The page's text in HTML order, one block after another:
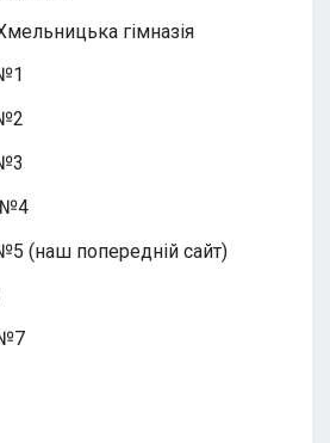
гімназія
№4
(наш попередній сайт)
№7